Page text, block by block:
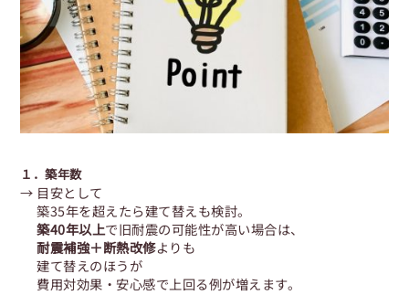
１．築年数
→ 目安として
築35年を超えたら建て替えも検討。
築40年以上で旧耐震の可能性が高い場合は、
耐震補強＋断熱改修よりも
建て替えのほうが
費用対効果・安心感で上回る例が増えます。